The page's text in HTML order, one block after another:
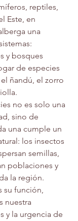
reptiles,
Este, en
una
y bosques
de especies
ñandú, el zorro
no es solo una
sino de
una cumple un
los insectos
semillas,
poblaciones y
la región.
su función,
nuestra
y la urgencia de